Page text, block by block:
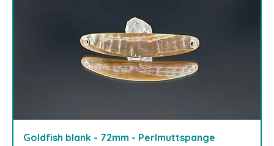
Goldfish blank - 72mm - Perlmuttspange